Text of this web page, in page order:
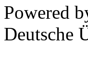
Powered
Deutsche